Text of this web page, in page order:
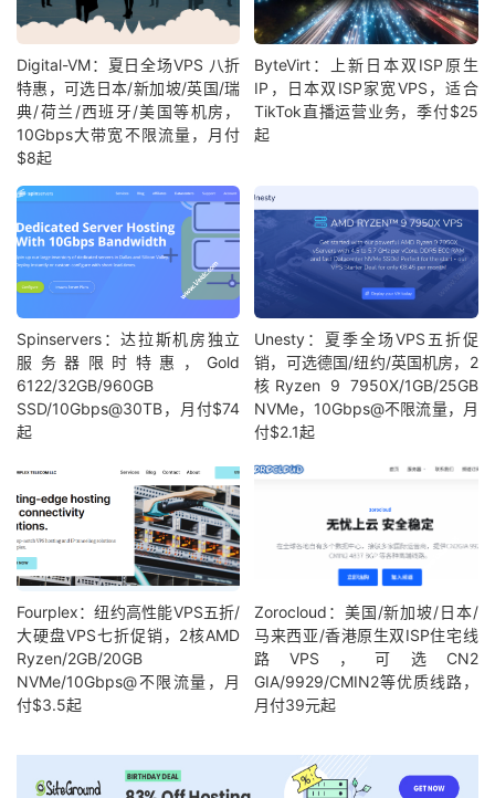
Digital-VM：夏日全场VPS 八折
特惠，可选日本/新加坡/英国/瑞
典/荷兰/西班牙/美国等机房，
10Gbps大带宽不限流量，月付
$8起
ByteVirt：上新日本双ISP原生
IP，日本双ISP家宽VPS，适合
TikTok直播运营业务，季付$25
起
Spinservers：达拉斯机房独立
服务器限时特惠，Gold
6122/32GB/960GB
SSD/10Gbps@30TB，月付$74
起
Unesty：夏季全场VPS五折促
销，可选德国/纽约/英国机房，2
核Ryzen 9 7950X/1GB/25GB
NVMe，10Gbps@不限流量，月
付$2.1起
Fourplex：纽约高性能VPS五折/
大硬盘VPS七折促销，2核AMD
Ryzen/2GB/20GB
NVMe/10Gbps@不限流量，月
付$3.5起
Zorocloud：美国/新加坡/日本/
马来西亚/香港原生双ISP住宅线
路VPS，可选CN2
GIA/9929/CMIN2等优质线路，
月付39元起